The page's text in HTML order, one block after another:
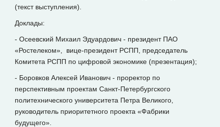
(текст выступления).
Доклады:
- Осеевский Михаил Эдуардович - президент ПАО
«Ростелеком», вице-президент РСПП, председатель
Комитета РСПП по цифровой экономике (презентация);
- Боровков Алексей Иванович - проректор по
перспективным проектам Санкт-Петербургского
политехнического университета Петра Великого,
руководитель приоритетного проекта «Фабрики
будущего».